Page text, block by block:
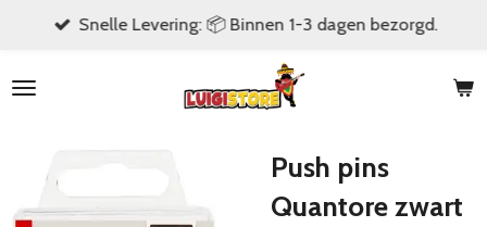
naar
hoofdinhoud
Snelle Levering: 📦 Binnen 1-3 dagen bezorgd.
Push pins
Quantore zwart